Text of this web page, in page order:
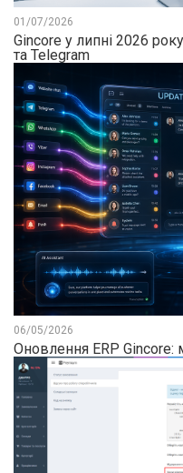
01/07/2026
Gincore у липні 2026
та Telegram
06/05/2026
Оновлення ERP Gincore: